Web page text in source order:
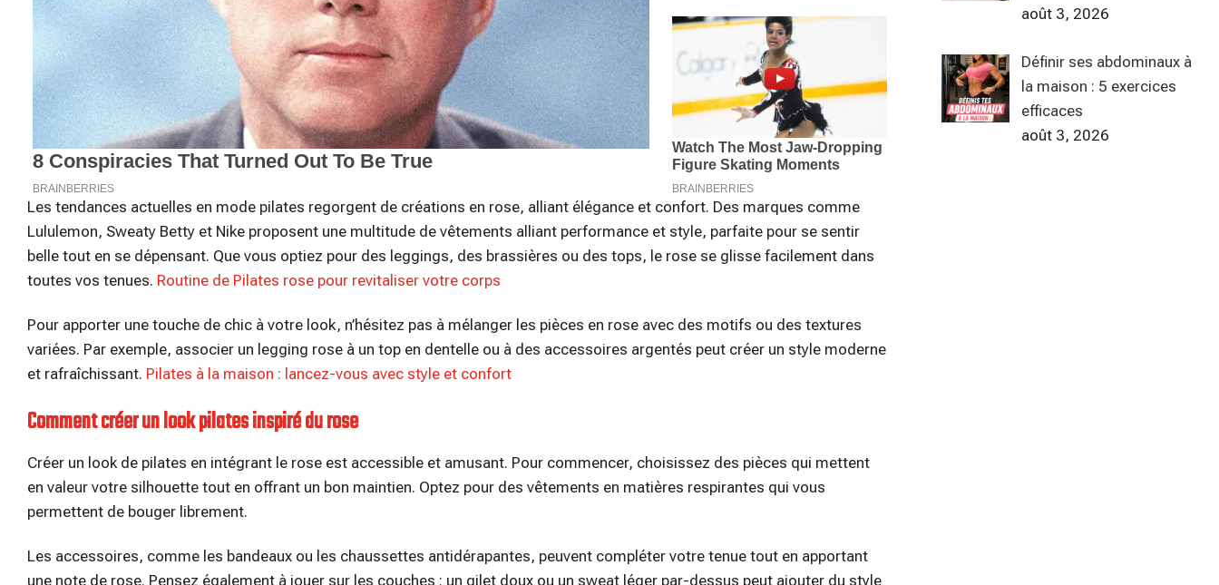
Les tendances actuelles en mode pilates regorgent de créations en rose, alliant élégance et confort. Des marques comme
Lululemon, Sweaty Betty et Nike proposent une multitude de vêtements alliant performance et style, parfaite pour se sentir
belle tout en se dépensant. Que vous optiez pour des leggings, des brassières ou des tops, le rose se glisse facilement dans
toutes vos tenues. Routine de Pilates rose pour revitaliser votre corps
Pour apporter une touche de chic à votre look, n’hésitez pas à mélanger les pièces en rose avec des motifs ou des textures
variées. Par exemple, associer un legging rose à un top en dentelle ou à des accessoires argentés peut créer un style moderne
et rafraîchissant. Pilates à la maison : lancez-vous avec style et confort
Comment créer un look pilates inspiré du rose
Créer un look de pilates en intégrant le rose est accessible et amusant. Pour commencer, choisissez des pièces qui mettent
en valeur votre silhouette tout en offrant un bon maintien. Optez pour des vêtements en matières respirantes qui vous
permettent de bouger librement.
Les accessoires, comme les bandeaux ou les chaussettes antidérapantes, peuvent compléter votre tenue tout en apportant
une note de rose. Pensez également à jouer sur les couches : un gilet doux ou un sweat léger par-dessus peut ajouter du style
août 3, 2026
Définir ses abdominaux à
la maison : 5 exercices
efficaces
août 3, 2026